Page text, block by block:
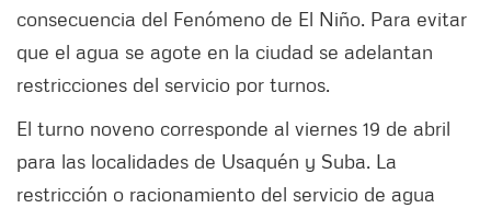
consecuencia del Fenómeno de El Niño. Para evitar
que el agua se agote en la ciudad se adelantan
restricciones del servicio por turnos.
El turno noveno corresponde al viernes 19 de abril
para las localidades de Usaquén y Suba. La
restricción o racionamiento del servicio de agua